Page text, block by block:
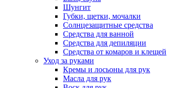
Шунгит
Губки, щетки, мочалки
Солнцезащитные средства
Средства для ванной
Средства для депиляции
Средства от комаров и клещей
Уход за руками
Кремы и лосьоны для рук
Масла для рук